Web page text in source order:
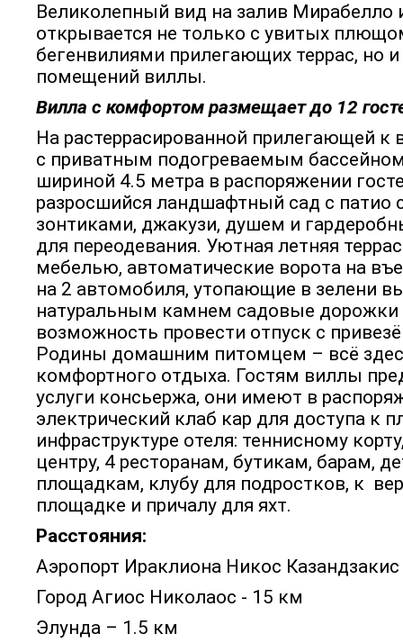
Великолепный вид на залив Мирабелло
открывается не только с увитых
бегенвилиями прилегающих террас, но и
помещений виллы.
Вилла с комфортом размещает до 12
На растеррасированной прилегающей к
с приватным подогреваемым
шириной 4.5 метра в распоряжении
разросшийся ландшафтный сад с патио
зонтиками, джакузи, душем и
для переодевания. Уютная летняя
мебелью, автоматические ворота на
на 2 автомобиля, утопающие в зелени
натуральным камнем садовые дорожки
возможность провести отпуск с
Родины домашним питомцем – всё
комфортного отдыха. Гостям виллы
услуги консьержа, они имеют в
электрический клаб кар для доступа к
инфраструктуре отеля: теннисному
центру, 4 ресторанам, бутикам, барам,
площадкам, клубу для подростков, к
площадке и причалу для яхт.
Расстояния:
Аэропорт Ираклиона Никос
Город Агиос Николаос - 15 км
Элунда – 1.5 км